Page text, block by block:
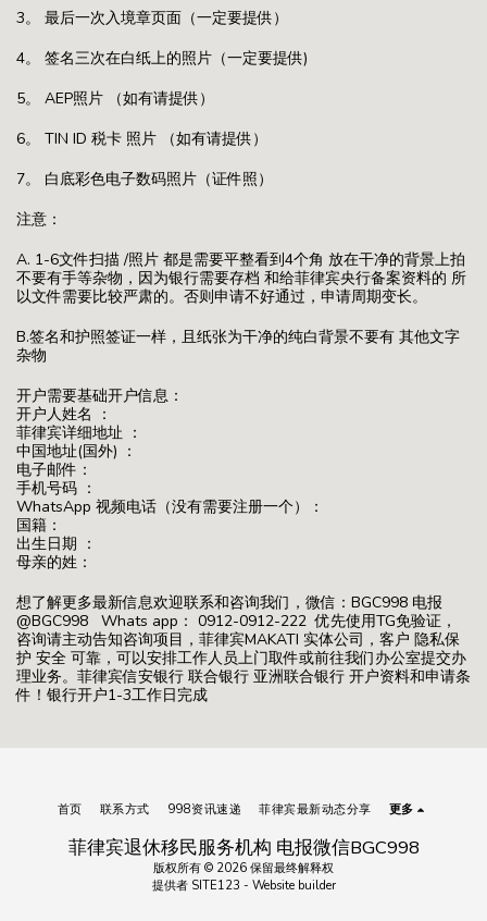
3。 最后一次入境章页面（一定要提供）
4。 签名三次在白纸上的照片（一定要提供)
5。 AEP照片 （如有请提供）
6。 TIN ID 税卡 照片 （如有请提供）
7。 白底彩色电子数码照片（证件照）
注意：
A. 1-6文件扫描 /照片 都是需要平整看到4个角 放在干净的背景上拍
不要有手等杂物，因为银行需要存档 和给菲律宾央行备案资料的 所
以文件需要比较严肃的。否则申请不好通过，申请周期变长。
B.签名和护照签证一样，且纸张为干净的纯白背景不要有 其他文字
杂物
开户需要基础开户信息：
开户人姓名 ：
菲律宾详细地址 ：
中国地址(国外) ：
电子邮件：
手机号码 ：
WhatsApp 视频电话（没有需要注册一个）：
国籍：
出生日期 ：
母亲的姓：
想了解更多最新信息欢迎联系和咨询我们，微信：BGC998 电报
@BGC998 Whats app： 0912-0912-222 优先使用TG免验证，
咨询请主动告知咨询项目，菲律宾MAKATI 实体公司，客户 隐私保
护 安全 可靠，可以安排工作人员上门取件或前往我们办公室提交办
理业务。菲律宾信安银行 联合银行 亚洲联合银行 开户资料和申请条
件！银行开户1-3工作日完成
菲律宾退休移民服务机构 电报微信BGC998
版权所有 © 2026 保留最终解释权
提供者 SITE123 - Website builder
首页 联系方式 998资讯速递 菲律宾最新动态分享 更多